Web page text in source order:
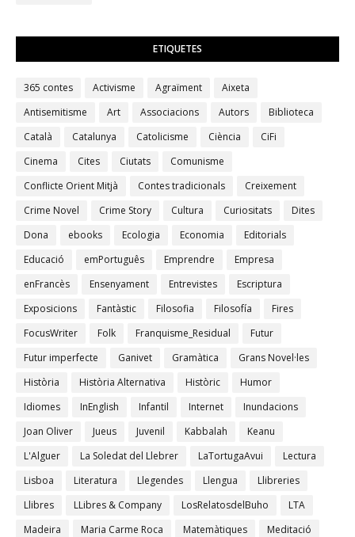
ETIQUETES
365 contes Activisme Agraïment
Aixeta
Antisemitisme
Art Associacions Autors
Biblioteca
Català
Catalunya Catolicisme Ciència
CiFi
Cinema
Cites Ciutats
Comunisme
Conflicte Orient Mitjà
Contes tradicionals
Creixement
Crime Novel
Crime Story Cultura Curiositats
Dites
Dona
ebooks Ecologia Economia
Editorials
Educació
emPortuguês Emprendre
Empresa
enFrancès
Ensenyament Entrevistes
Escriptura
Exposicions
Fantàstic Filosofia Filosofía
Fires
FocusWriter
Folk Franquisme_Residual
Futur
Futur imperfecte
Ganivet Gramàtica
Grans Novel·les
Història
Història Alternativa Històric
Humor
Idiomes
InEnglish Infantil Internet
Inundacions
Joan Oliver
Jueus Juvenil Kabbalah
Keanu
L'Alguer
La Soledat del Llebrer LaTortugaAvui
Lectura
Lisboa
Literatura Llegendes Llengua
Llibreries
Llibres
LLibres & Company LosRelatosdelBuho
LTA
Madeira
Maria Carme Roca Matemàtiques
Meditació